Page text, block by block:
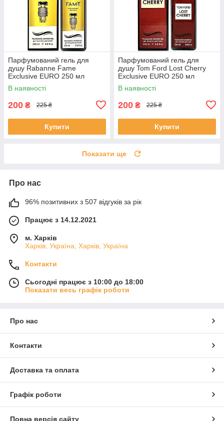
Парфумований гель для
душу Rabanne Fame
Exclusive EURO 250 мл
В наявності
200 ₴ 225 ₴
Купити
Парфумований гель для
душу Tom Ford Lost Cherry
Exclusive EURO 250 мл
В наявності
200 ₴ 225 ₴
Купити
Показати ще
Про нас
96% позитивних з 507 відгуків за рік
Працює з 14.12.2021
м. Харків
Харків, Україна, Харків, Україна
Контакти
Сьогодні працює з 10:00 до 18:00
Показати весь графік роботи
Про нас
Контакти
Доставка та оплата
Графік роботи
Повна версія сайту